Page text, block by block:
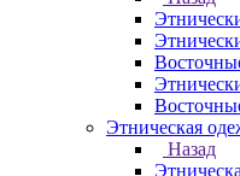
Этническая
Назад